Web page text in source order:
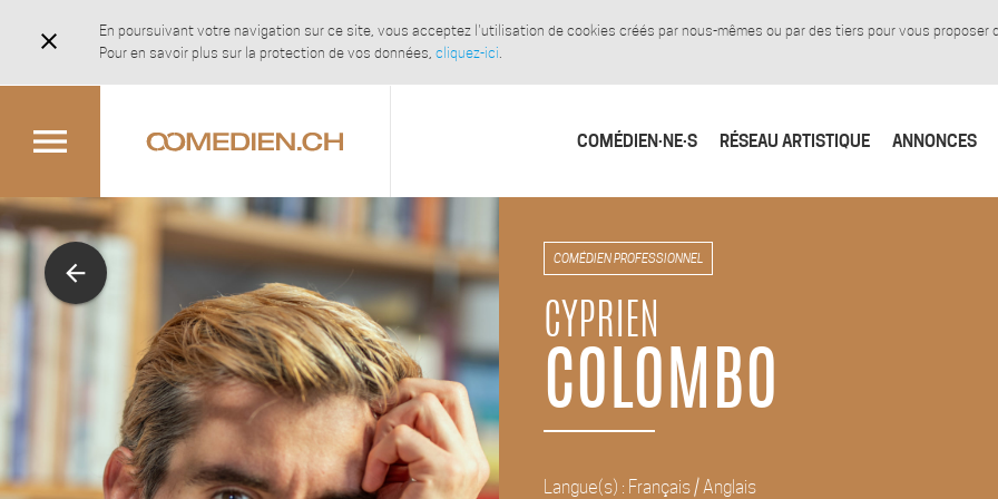
close
En poursuivant votre navigation sur ce site, vous acceptez l'utilisation de cookies créés par nous-mêmes ou par des tiers pour vous proposer
Pour en savoir plus sur la protection de vos données, cliquez-ici.
menu COMÉDIEN·NE·S RÉSEAU ARTISTIQUE ANNONCES
arrow_back COMÉDIEN PROFESSIONNEL
CYPRIEN
COLOMBO
Langue(s) : Français / Anglais